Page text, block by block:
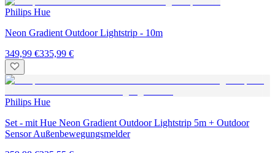
Philips Hue
Neon Gradient Outdoor Lightstrip - 10m
349,99 €335,99 €
Philips Hue
Set - mit Hue Neon Gradient Outdoor Lightstrip 5m + Outdoor
Sensor Außenbewegungsmelder